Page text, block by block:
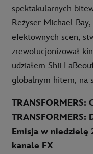
spektakularnych
Reżyser Michael
efektownych scen,
zrewolucjonizował
udziałem Shii
globalnym hitem, na
TRANSFORMERS:
TRANSFORMERS:
Emisja w niedzielę
kanale FX